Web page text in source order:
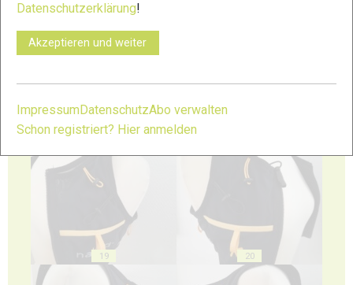
15
19 20
Datenschutzerklärung!
Akzeptieren und weiter
ImpressumDatenschutzAbo verwalten
Schon registriert? Hier anmelden